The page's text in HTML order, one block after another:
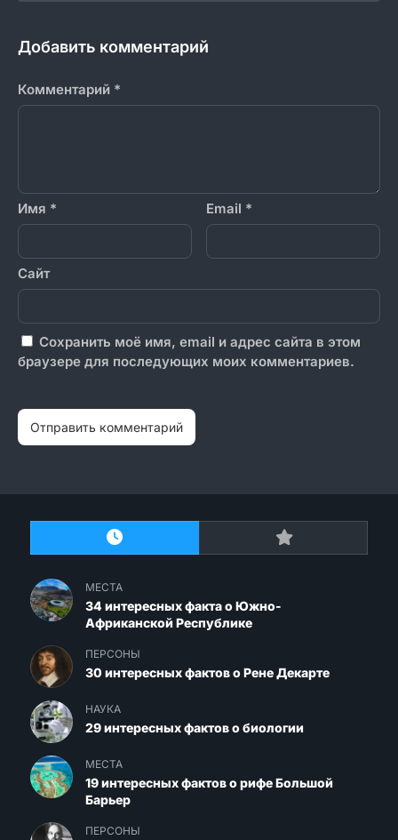
Добавить комментарий
Комментарий *
Имя * Email *
Сайт
Сохранить моё имя, email и адрес сайта в этом
браузере для последующих моих комментариев.
МЕСТА
34 интересных факта о Южно-
Африканской Республике
ПЕРСОНЫ
30 интересных фактов о Рене Декарте
НАУКА
29 интересных фактов о биологии
МЕСТА
19 интересных фактов о рифе Большой
Барьер
ПЕРСОНЫ